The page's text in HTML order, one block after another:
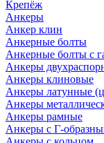
Крепёж
Анкеры
Анкер клин
Анкерные болты
Анкерные болты с
Анкеры
Анкеры клиновые
Анкеры латунные
Анкеры
Анкеры рамные
Анкеры с Г-